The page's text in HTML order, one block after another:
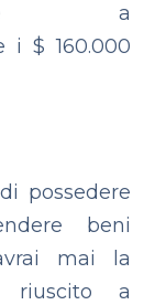
a
i $ 160.000
possedere
beni
mai la
riuscito a